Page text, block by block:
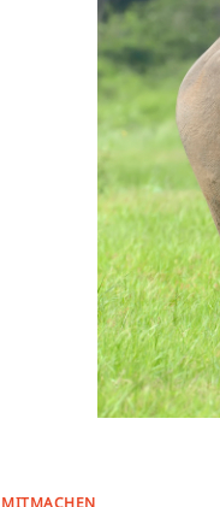
MITMACHEN